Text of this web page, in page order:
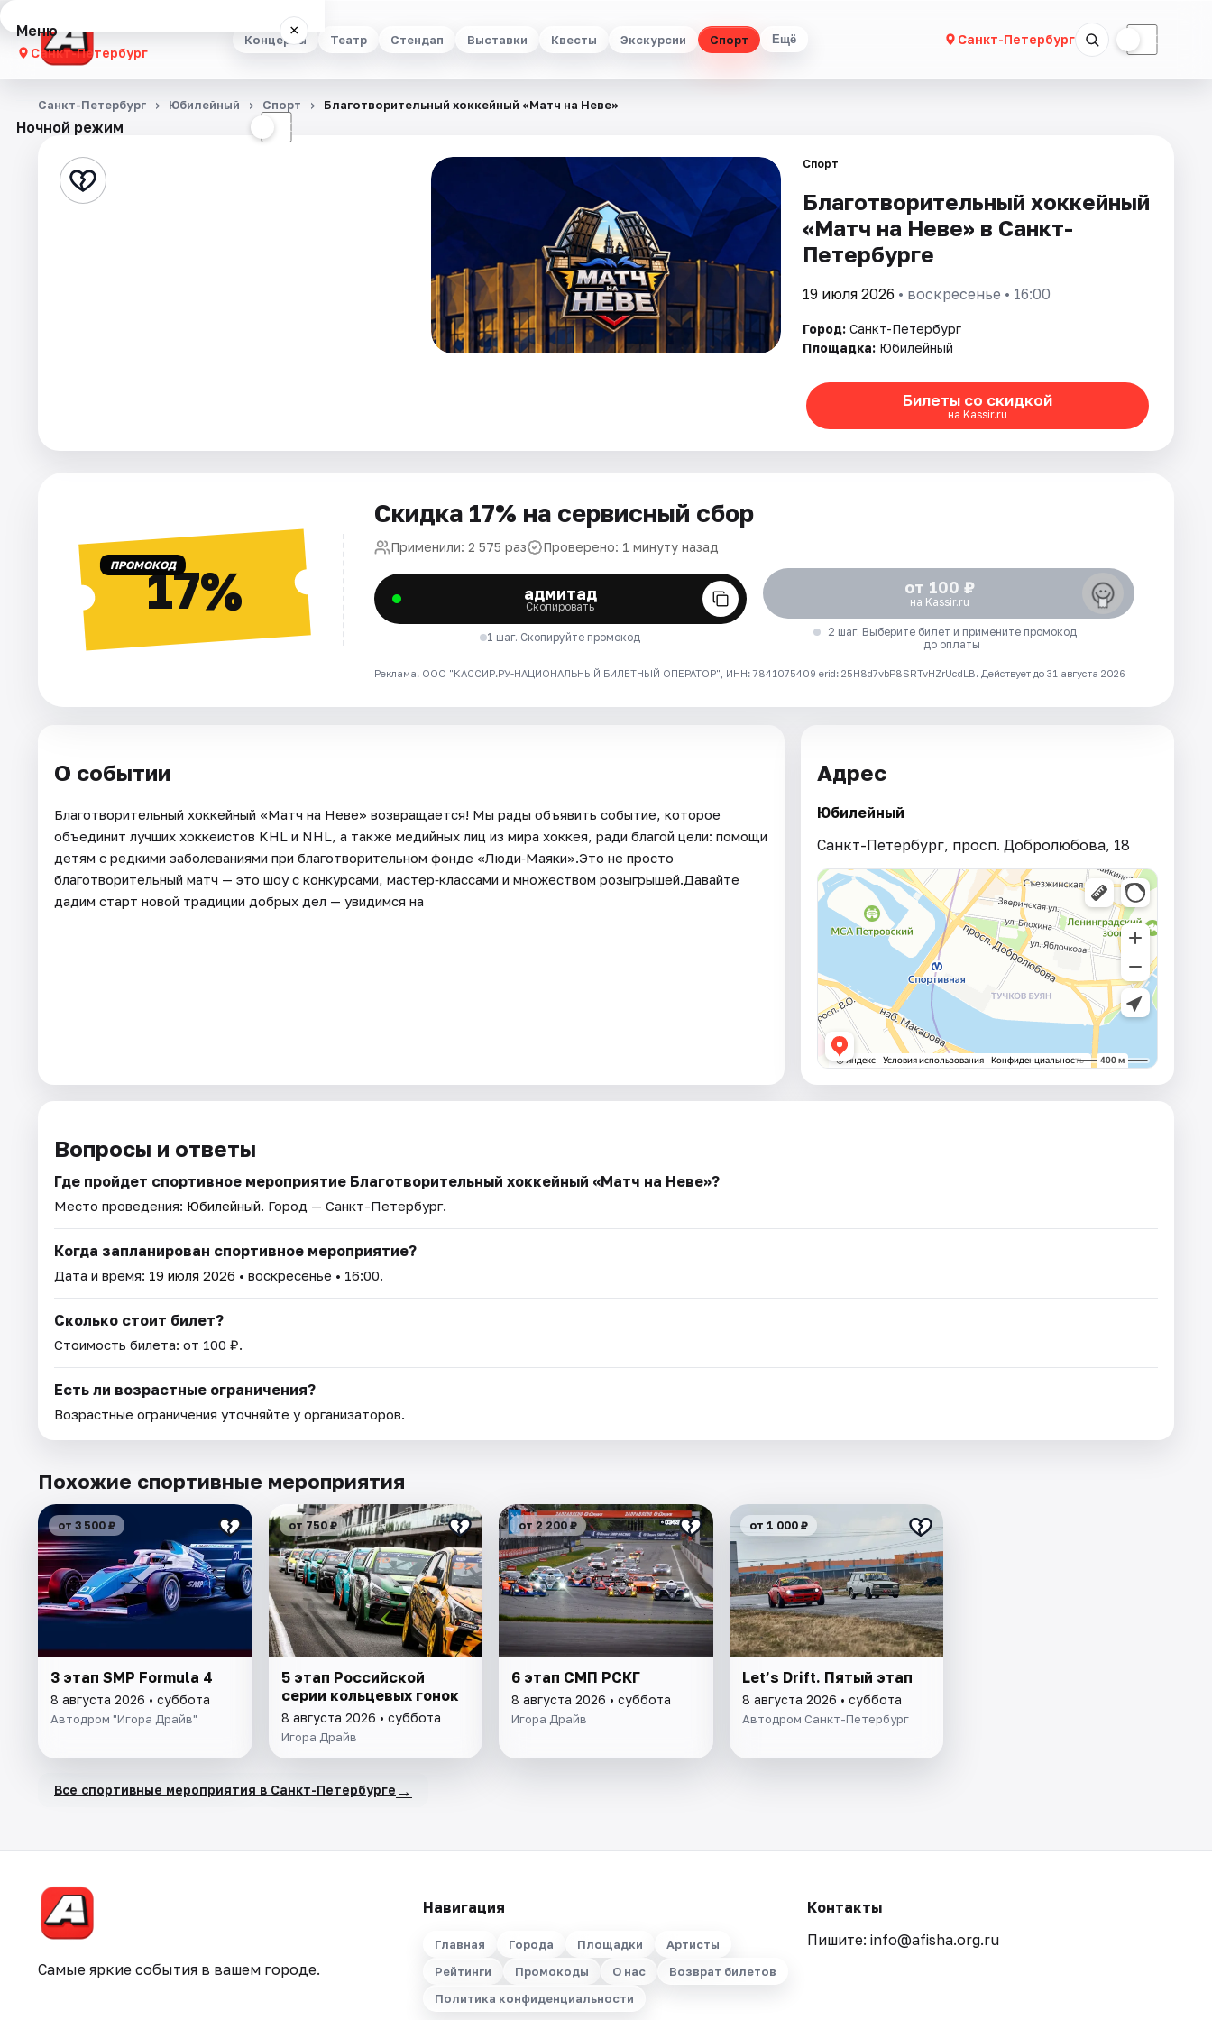
Концерты Театр Стендап Выставки Квесты Экскурсии Спорт Ещё Санкт-Петербург ☾
Меню ×
Санкт-Петербург
Концерты
Стендап
Города
Рейтинги
Ночной режим ☾
Санкт-Петербург Юбилейный Спорт Благотворительный хоккейный «Матч на Неве»
Спорт
Благотворительный хоккейный
«Матч на Неве» в Санкт-
Петербурге
19 июля 2026 • воскресенье • 16:00
Город: Санкт-Петербург
Площадка: Юбилейный
Билеты со скидкой
на Kassir.ru
ПРОМОКОД17%
Скидка 17% на сервисный сбор
Применили: 2 575 раз Проверено: 1 минуту назад
адмитад
Скопировать
1 шаг. Скопируйте промокод
от 100 ₽
на Kassir.ru
2 шаг. Выберите билет и примените промокод
до оплаты
Реклама. ООО "КАССИР.РУ-НАЦИОНАЛЬНЫЙ БИЛЕТНЫЙ ОПЕРАТОР", ИНН: 7841075409 erid: 25H8d7vbP8SRTvHZrUcdLB. Действует до 31 августа 2026
О событии
Благотворительный хоккейный «Матч на Неве» возвращается! Мы рады объявить событие, которое
объединит лучших хоккеистов KHL и NHL, а также медийных лиц из мира хоккея, ради благой цели: помощи
детям с редкими заболеваниями при благотворительном фонде «Люди‑Маяки».Это не просто
благотворительный матч — это шоу с конкурсами, мастер‑классами и множеством розыгрышей.Давайте
дадим старт новой традиции добрых дел — увидимся на
Адрес
Юбилейный
Санкт-Петербург, просп. Добролюбова, 18
Вопросы и ответы
Где пройдет спортивное мероприятие Благотворительный хоккейный «Матч на Неве»?
Место проведения: Юбилейный. Город — Санкт-Петербург.
Когда запланирован спортивное мероприятие?
Дата и время: 19 июля 2026 • воскресенье • 16:00.
Сколько стоит билет?
Стоимость билета: от 100 ₽.
Есть ли возрастные ограничения?
Возрастные ограничения уточняйте у организаторов.
Похожие спортивные мероприятия
от 3 500 ₽
3 этап SMP Formula 4
8 августа 2026 • суббота
Автодром "Игора Драйв"
от 750 ₽
5 этап Российской
серии кольцевых гонок
8 августа 2026 • суббота
Игора Драйв
от 2 200 ₽
6 этап СМП РСКГ
8 августа 2026 • суббота
Игора Драйв
от 1 000 ₽
Let’s Drift. Пятый этап
8 августа 2026 • суббота
Автодром Санкт-Петербург
Все спортивные мероприятия в Санкт-Петербурге →
Самые яркие события в вашем городе.
Навигация
Главная Города Площадки
Артисты
Рейтинги
Промокоды О нас
Возврат билетов
Политика конфиденциальности
Контакты
Пишите: info@afisha.org.ru